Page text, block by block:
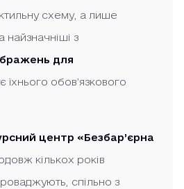
схему, а лише
найзначніші з
для
їхнього обов’язкового
центр «Безбар’єрна
кількох років
спільно з